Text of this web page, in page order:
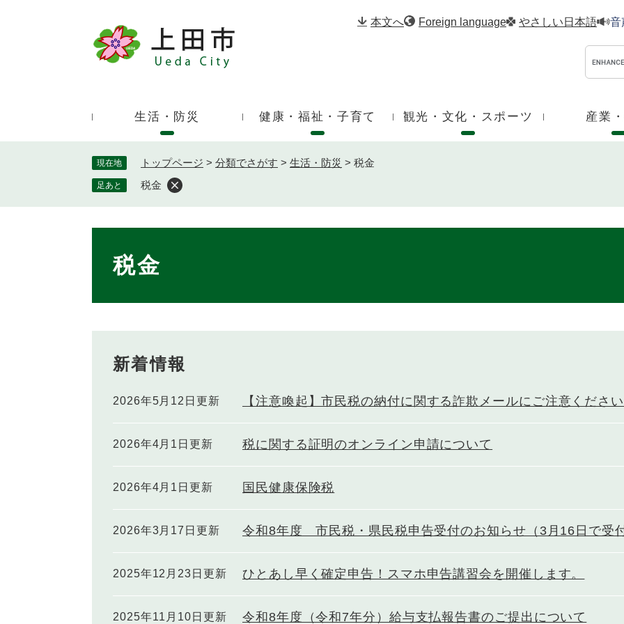
。
本文へ Foreign language やさしい日本語 音
ド
生活・防災 健康・福祉・子育て 観光・文化・スポーツ 産業
現在地 トップページ > 分類でさがす > 生活・防災 > 税金
足あと 税金
税金
新着情報
2026年5月12日更新 【注意喚起】市民税の納付に関する詐欺メールにご注意ください
2026年4月1日更新 税に関する証明のオンライン申請について
2026年4月1日更新 国民健康保険税
2026年3月17日更新 令和8年度 市民税・県民税申告受付のお知らせ（3月16日で受
2025年12月23日更新 ひとあし早く確定申告！スマホ申告講習会を開催します。
2025年11月10日更新 令和8年度（令和7年分）給与支払報告書のご提出について